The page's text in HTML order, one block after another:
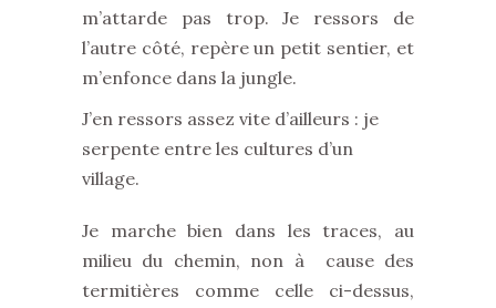
m’attarde pas trop. Je ressors de
l’autre côté, repère un petit sentier, et
m’enfonce dans la jungle.
J’en ressors assez vite d’ailleurs : je
serpente entre les cultures d’un
village.
Je marche bien dans les traces, au
milieu du chemin, non à cause des
termitières comme celle ci-dessus,